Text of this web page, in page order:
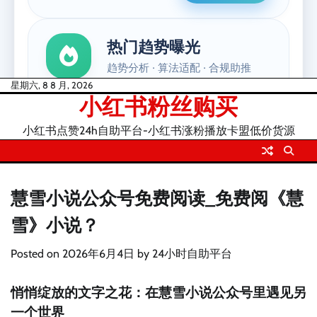
Skip星期六, 8 8 月, 2026
小红书粉丝购买
小红书点赞24h自助平台-小红书涨粉播放卡盟低价货源
慧雪小说公众号免费阅读_免费阅《慧
雪》小说？
Posted on 2026年6月4日 by 24小时自助平台
悄悄绽放的文字之花：在慧雪小说公众号里遇见另
一个世界